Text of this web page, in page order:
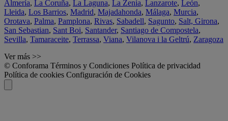
Almería, La Coruña, La Laguna, La Zenia, Lanzarote, León,
Lleida, Los Barrios, Madrid, Majadahonda, Málaga, Murcia,
Orotava, Palma, Pamplona, Rivas, Sabadell, Sagunto, Salt, Girona,
San Sebastian, Sant Boi, Santander, Santiago de Compostela,
Sevilla, Tamaraceite, Terrassa, Viana, Vilanova i la Geltrú, Zaragoza
Ver más >>
© Conforama Términos y Condiciones Política de privacidad
Política de cookies Configuración de Cookies